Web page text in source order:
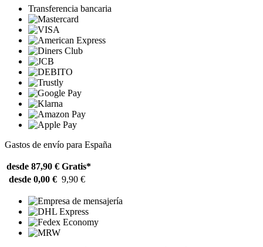
Transferencia bancaria
Gastos de envío para España
desde 87,90 € Gratis*
desde 0,00 € 9,90 €